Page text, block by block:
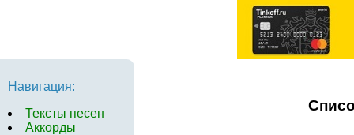
Навигация:
Тексты песен
Аккорды